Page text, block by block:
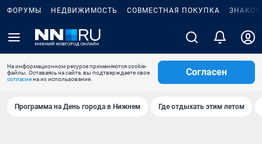
ФОРУМЫ НЕДВИЖИМОСТЬ СОВМЕСТНАЯ ПОКУПКА
На информационном ресурсе применяются cookie-
файлы. Оставаясь на сайте, вы подтверждаете свое
согласиена их использование.
Согласен
Программа на День города в Нижнем Где отдыхать этим летом